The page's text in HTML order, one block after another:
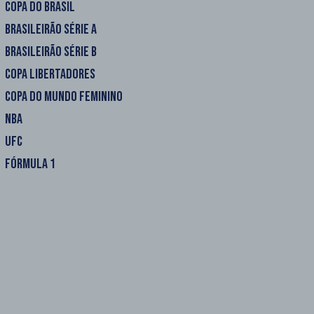
COPA DO BRASIL
BRASILEIRÃO SÉRIE A
BRASILEIRÃO SÉRIE B
COPA LIBERTADORES
COPA DO MUNDO FEMININO
NBA
UFC
FÓRMULA 1